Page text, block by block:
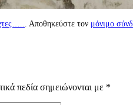
. Αποθηκεύστε τον μόνιμο
πεδία σημειώνονται με *